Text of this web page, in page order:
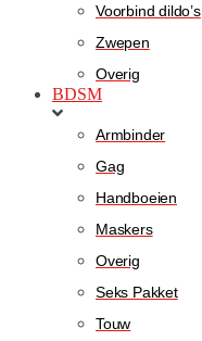
Voorbind dildo’s
Zwepen
Overig
BDSM
Armbinder
Gag
Handboeien
Maskers
Overig
Seks Pakket
Touw